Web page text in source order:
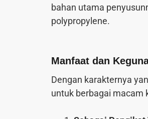
bahan utama
polypropylene.
Manfaat dan
Dengan karakternya
untuk berbagai macam